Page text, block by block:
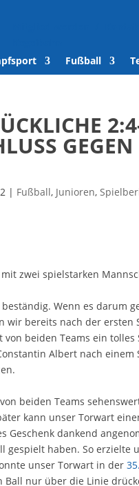
Fußball
| Fußball, Junioren,
zwei spielstarken
Wenn es darum
wir bereits nach der
von beiden Teams ein
Albert nach
beiden Teams
kann unser Torwart
Geschenk dankend
gespielt haben. So erzielte
unser Torwart in der
Ball nur über die Linie